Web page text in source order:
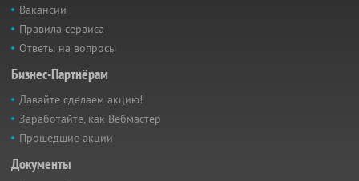
Вакансии
Правила сервиса
Ответы на вопросы
Бизнес-Партнёрам
Давайте сделаем акцию!
Заработайте, как Вебмастер
Прошедшие акции
Документы